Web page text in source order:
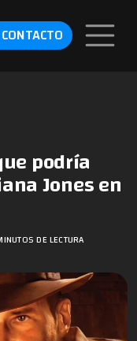
CONTACTO
podría
Jones en
DE LECTURA